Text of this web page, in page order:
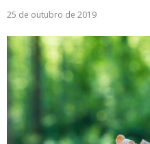
25 de outubro de 2019
Relatório